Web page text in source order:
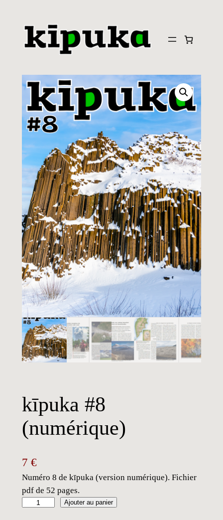
kīpuka #8
(numérique)
7 €
Numéro 8 de kīpuka (version numérique). Fichier
pdf de 52 pages.
Ajouter au panier